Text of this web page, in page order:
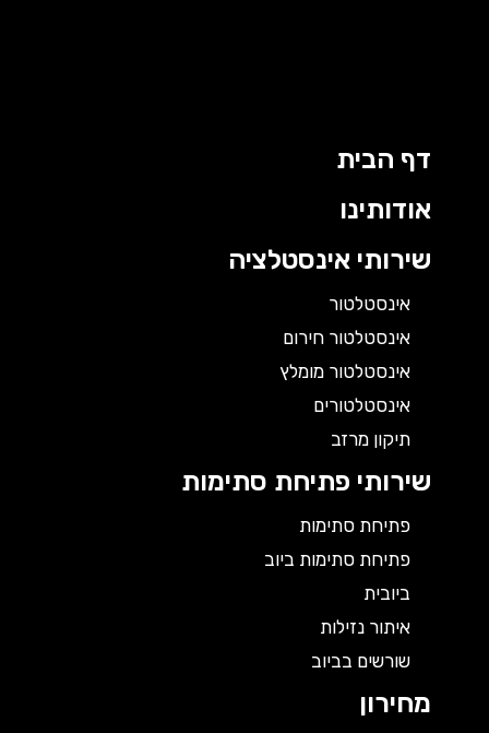
דף הבית
אודותינו
שירותי אינסטלציה
אינסטלטור
אינסטלטור חירום
אינסטלטור מומלץ
אינסטלטורים
תיקון מרזב
שירותי פתיחת סתימות
פתיחת סתימות
פתיחת סתימות ביוב
ביובית
איתור נזילות
שורשים בביוב
מחירון